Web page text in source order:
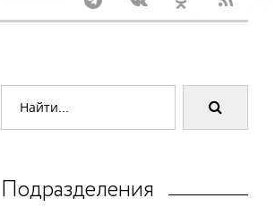
Подразделения